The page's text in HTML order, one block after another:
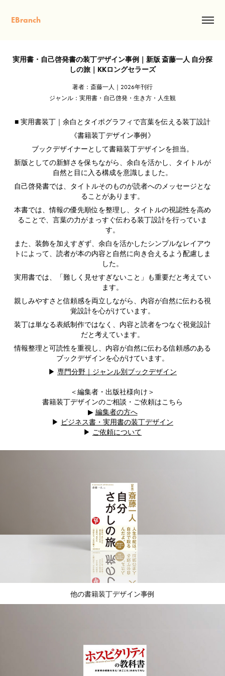
EBranch
実用書・自己啓発書の装丁デザイン事例｜新版 斎藤一人 自分探
しの旅｜KKロングセラーズ
著者：斎藤一人｜2026年刊行
ジャンル：実用書・自己啓発・生き方・人生観
■ 実用書装丁｜余白とタイポグラフィで言葉を伝える装丁設計
《書籍装丁デザイン事例》
ブックデザイナーとして書籍装丁デザインを担当。
新版としての新鮮さを保ちながら、余白を活かし、タイトルが
自然と目に入る構成を意識しました。
自己啓発書では、タイトルそのものが読者へのメッセージとな
ることがあります。
本書では、情報の優先順位を整理し、タイトルの視認性を高め
ることで、言葉の力がまっすぐ伝わる装丁設計を行っていま
す。
また、装飾を加えすぎず、余白を活かしたシンプルなレイアウ
トによって、読者が本の内容と自然に向き合えるよう配慮しま
した。
実用書では、「難しく見せすぎないこと」も重要だと考えてい
ます。
親しみやすさと信頼感を両立しながら、内容が自然に伝わる視
覚設計を心がけています。
装丁は単なる表紙制作ではなく、内容と読者をつなぐ視覚設計
だと考えています。
情報整理と可読性を重視し、内容が自然に伝わる信頼感のある
ブックデザインを心がけています。
▶︎ 専門分野｜ジャンル別ブックデザイン
＜編集者・出版社様向け＞
書籍装丁デザインのご相談・ご依頼はこちら
▶︎ 編集者の方へ
▶︎ ビジネス書・実用書の装丁デザイン
▶︎ ご依頼について
他の書籍装丁デザイン事例